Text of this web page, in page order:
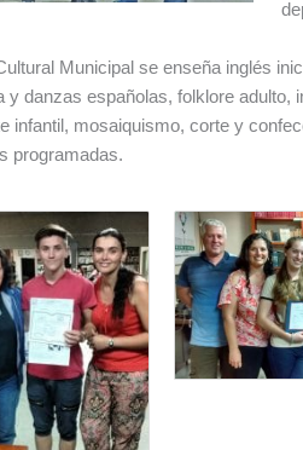
Municipal se enseña inglés
y danzas españolas, folklore adulto,
infantil, mosaiquismo, corte y
programadas.